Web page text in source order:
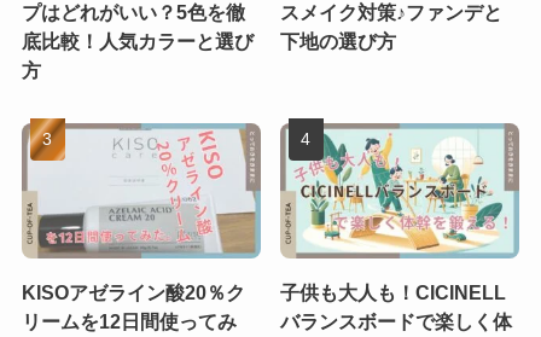
プはどれがいい？5色を徹
底比較！人気カラーと選び
方
スメイク対策♪ファンデと
下地の選び方
KISOアゼライン酸20％ク
リームを12日間使ってみ
子供も大人も！CICINELL
バランスボードで楽しく体